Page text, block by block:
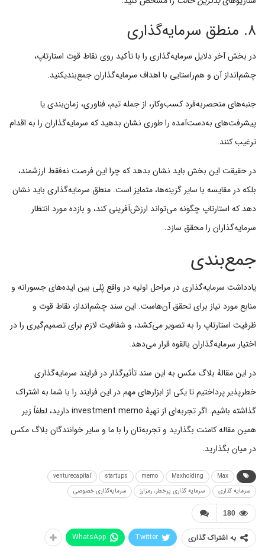
۸. منطق سرمایه‌گذاری
در بخش آخر دلایل سرمایه‌گذاری را با تأکید روی نقاط قوت استارتاپ،
چشم‌انداز آن و هم‌راستایی با اهداف سرمایه‌گذاران جمع‌بندیکنید.
جنبه‌های منحصربه‌فرد کسب‌وکار، از جمله تیم، فناوری، زمان‌بندی یا
پیشرفت‌های به‌دست‌آمده را طوری نشان بدهید که سرمایه‌گذاران را به اقدام
ترغیب کنند.
در حقیقت این بخش باید نشان بدهد که چرا این فرصت نه‌فقط ارزشمند،
بلکه در مقایسه با سایر گزینه‌ها، متمایز است. منطق سرمایه‌گذاری باید نشان
دهد که استارتاپ چگونه می‌تواند ارزش‌آفرینی کند، و بازده مورد انتظار
سرمایه‌گذاران را محقق سازد.
جمع‌بندی
یادداشت سرمایه‌گذاری در مراحل اولیه در واقع پُلی بین ایده‌های جسورانه و
منابع مورد نیاز برای تحقق آن‌هاست. این سند چشم‌انداز، نقاط قوت و
ظرفیت استارتاپ را به تصویر می‌کشد، و شفافیت لازم برای تصمیم‌گیری را در
اختیار سرمایه‌گذاران بالقوه قرار می‌دهد.
در این مقالهٔ بلاگ مکس به این سند تأثیرگذار در فرایند سرمایه‌گذاری
خطرپذیر پرداختیم تا یکی از ابزارهای مهم در این فرایند را با شما به اشتراک
گذاشته باشیم. اگر تجربه‌ای از تهیهٔ investment memo دارید، لطفاً زیر
همین مقاله کامنت بگذارید و تجربه‌تان را با ما و سایر خوانندگان بلاگ مکس
در میان بگذارید.
Max
Maxholding
memo
startups
سرمایه گذاری
سرمایه گذاری پرخطر، رمزارز سرمایه‌گذاری خصوصی
180
به اشتراک گذاری Twitter
WhatsApp